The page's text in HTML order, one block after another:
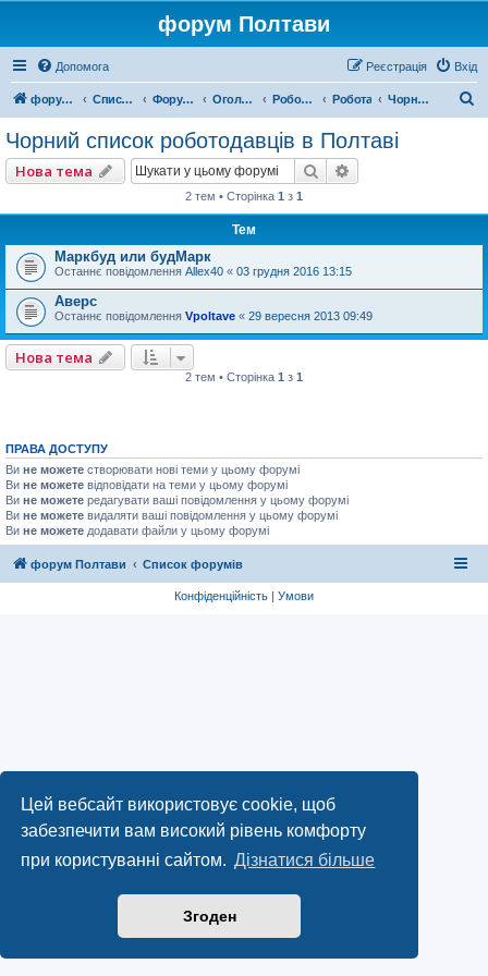
Цей вебсайт використовує cookie, щоб
забезпечити вам високий рівень комфорту
при користуванні сайтом. Дізнатися більше
Згоден
форум Полтави
Допомога Вхід
Реєстрація
форум Полтави Список форумів Форум міста Полтава Оголошення міста Полтава Робота, Послуги, Бізнес Робота Чорний список роботодавців в Полтаві
Чорний список роботодавців в Полтаві
Нова тема Пошук
2 тем • Сторінка 1 з 1
Тем
Маркбуд или будМарк
Останнє повідомлення Allex40 « 03 грудня 2016 13:15
Аверс
Останнє повідомлення Vpoltave « 29 вересня 2013 09:49
Нова тема
2 тем • Сторінка 1 з 1
ПРАВА ДОСТУПУ
Ви не можете створювати нові теми у цьому форумі
Ви не можете відповідати на теми у цьому форумі
Ви не можете редагувати ваші повідомлення у цьому форумі
Ви не можете видаляти ваші повідомлення у цьому форумі
Ви не можете додавати файли у цьому форумі
форум Полтави Список форумів
Конфіденційність | Умови